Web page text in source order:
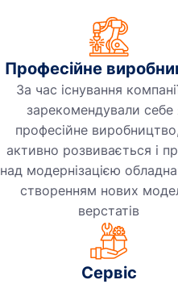
Професійне
За час існування
зарекомендували себе
професійне
активно розвивається і
над модернізацією
створенням нових
верстатів
Сервіс